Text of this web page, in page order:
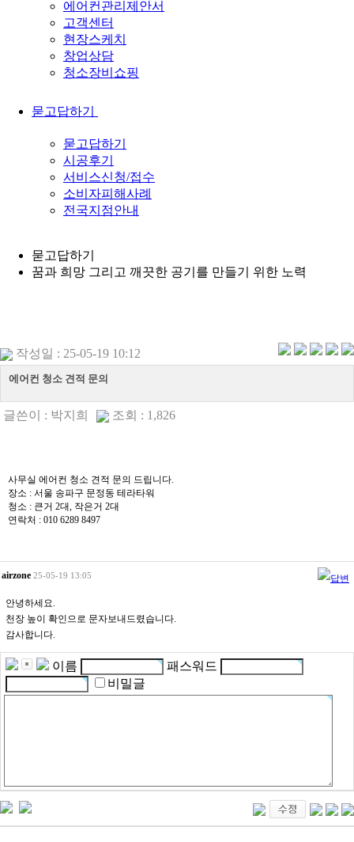
에어컨관리제안서
고객센터
현장스케치
창업상담
청소장비쇼핑
묻고답하기
묻고답하기
시공후기
서비스신청/접수
소비자피해사례
전국지점안내
묻고답하기
꿈과 희망 그리고 깨끗한 공기를 만들기 위한 노력
작성일 : 25-05-19 10:12
에어컨 청소 견적 문의
글쓴이 : 박지희 조회 : 1,826
사무실 에어컨 청소 견적 문의 드립니다.
장소 : 서울 송파구 문정동 테라타워
청소 : 큰거 2대, 작은거 2대
연락처 : 010 6289 8497
airzone 25-05-19 13:05
안녕하세요.
천장 높이 확인으로 문자보내드렸습니다.
감사합니다.
이름
패스워드
비밀글